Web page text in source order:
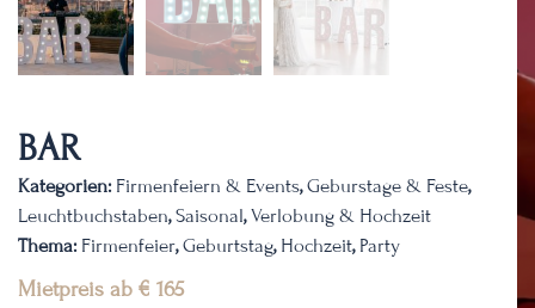
BAR
Kategorien: Firmenfeiern & Events,Geburstage & Feste,
Leuchtbuchstaben,Saisonal,Verlobung & Hochzeit
Thema: Firmenfeier,Geburtstag, Hochzeit, Party
Mietpreis ab € 165